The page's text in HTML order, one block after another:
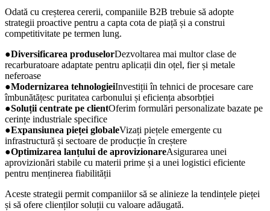
Odată cu creșterea cererii, companiile B2B trebuie să adopte
strategii proactive pentru a capta cota de piață și a construi
competitivitate pe termen lung.
●Diversificarea produselorDezvoltarea mai multor clase de
recarburatoare adaptate pentru aplicații din oțel, fier și metale
neferoase
●Modernizarea tehnologieiInvestiții în tehnici de procesare care
îmbunătățesc puritatea carbonului și eficiența absorbției
●Soluții centrate pe clientOferim formulări personalizate bazate pe
cerințe industriale specifice
●Expansiunea pieței globaleVizați piețele emergente cu
infrastructură și sectoare de producție în creștere
●Optimizarea lanțului de aprovizionareAsigurarea unei
aprovizionări stabile cu materii prime și a unei logistici eficiente
pentru menținerea fiabilității
Aceste strategii permit companiilor să se alinieze la tendințele pieței
și să ofere clienților soluții cu valoare adăugată.